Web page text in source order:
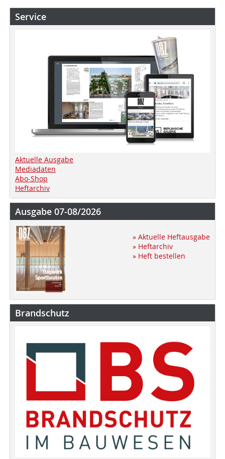
Service
Aktuelle Ausgabe
Mediadaten
Abo-Shop
Heftarchiv
Ausgabe 07-08/2026
» Aktuelle Heftausgabe
» Heftarchiv
» Heft bestellen
Brandschutz